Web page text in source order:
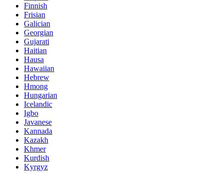
Finnish
Frisian
Galician
Georgian
Gujarati
Haitian
Hausa
Hawaiian
Hebrew
Hmong
Hungarian
Icelandic
Igbo
Javanese
Kannada
Kazakh
Khmer
Kurdish
Kyrgyz